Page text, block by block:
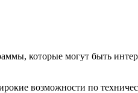
которые могут быть
возможности по